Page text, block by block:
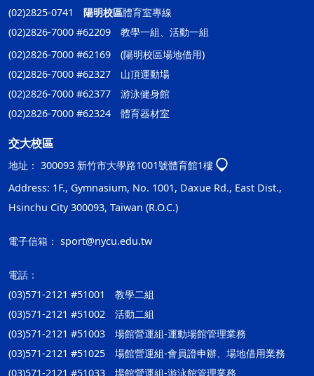
(02)2825-0741 陽明校區體育室專線
(02)2826-7000 #62209 教學一組、活動一組
(02)2826-7000 #62169 (陽明校區場地借用)
(02)2826-7000 #62327 山頂運動場
(02)2826-7000 #62377 游泳健身館
(02)2826-7000 #62324 體育器材室
交大校區
地址： 300093 新竹市大學路1001號體育館1樓
Address: 1F., Gymnasium, No. 1001, Daxue Rd., East Dist.,
Hsinchu City 300093, Taiwan (R.O.C.)
電子信箱： sport@nycu.edu.tw
電話：
(03)571-2121 #51001 教學二組
(03)571-2121 #51002 活動二組
(03)571-2121 #51003 場館營運組-運動場館管理業務
(03)571-2121 #51025 場館營運組-會員證申辦、場地借用業務
(03)571-2121 #51033 場館營運組-游泳館管理業務